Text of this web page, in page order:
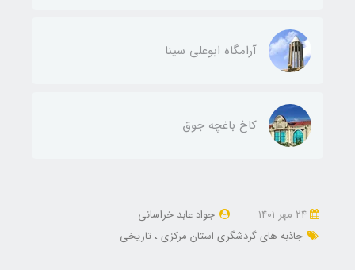
آرامگاه ابوعلی سینا
کاخ باغچه جوق
جواد عابد خراسانی
جاذبه های گردشگری استان مرکزی تاریخی